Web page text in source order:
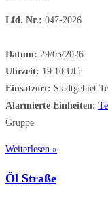
Lfd. Nr.: 047-2026
Datum: 29/05/2026
Uhrzeit: 19:10 Uhr
Einsatzort: Stadtgebiet
Alarmierte Einheiten:
Gruppe
Weiterlesen »
Öl Straße